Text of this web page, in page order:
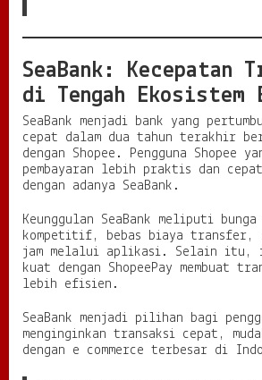
SeaBank: Kecepatan
di Tengah Ekosistem
SeaBank menjadi bank yang
cepat dalam dua tahun terakhir
dengan Shopee. Pengguna Shopee
pembayaran lebih praktis dan
dengan adanya SeaBank.
Keunggulan SeaBank meliputi
kompetitif, bebas biaya transfer,
jam melalui aplikasi. Selain itu,
kuat dengan ShopeePay membuat
lebih efisien.
SeaBank menjadi pilihan bagi
menginginkan transaksi cepat,
dengan e commerce terbesar di